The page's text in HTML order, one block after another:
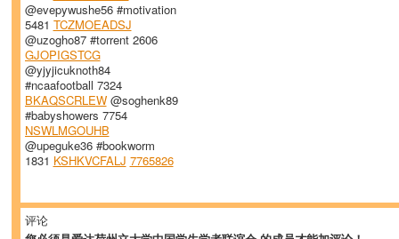
@evepywushe56 #motivation
5481 TCZMOEADSJ
@uzogho87 #torrent 2606
GJOPIGSTCG
@yjyjicuknoth84
#ncaafootball 7324
BKAQSCRLEW@soghenk89
#babyshowers 7754
NSWLMGOUHB
@upeguke36 #bookworm
1831 KSHKVCFALJ 7765826
评论